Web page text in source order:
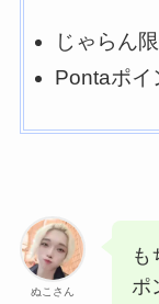
じゃらん
Pontaポ
ぬこさん
も
ポ